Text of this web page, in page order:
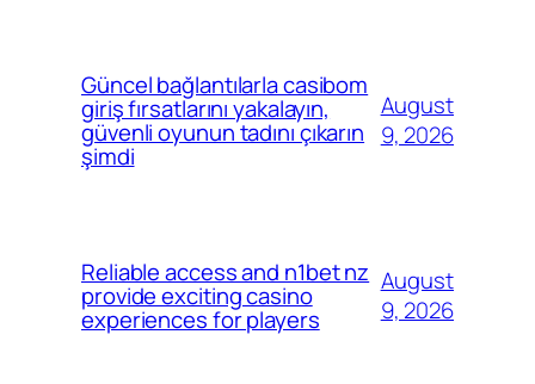
Güncel bağlantılarla casibom
giriş fırsatlarını yakalayın,
güvenli oyunun tadını çıkarın
şimdi
August
9, 2026
Reliable access and n1bet nz
provide exciting casino
experiences for players
August
9, 2026